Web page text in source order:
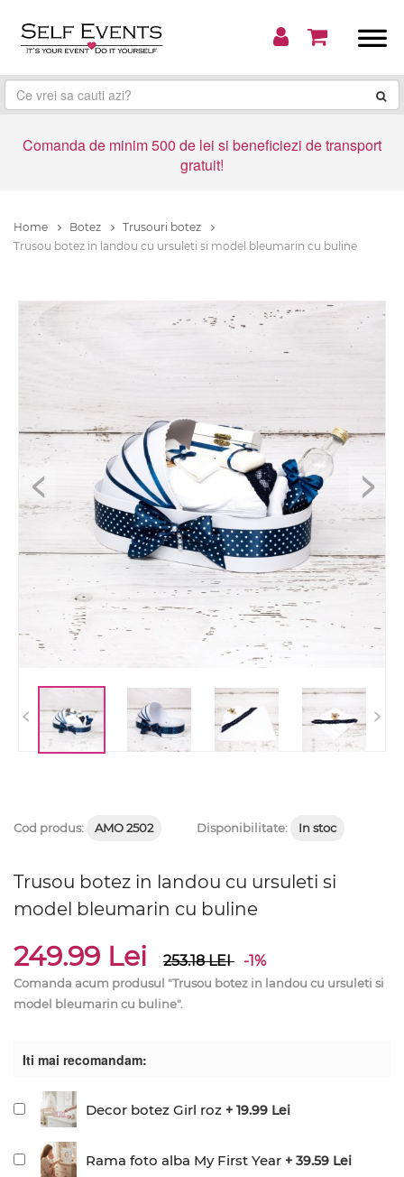
Comanda de minim 500 de lei si beneficiezi de transport
gratuit!
Home Botez
Trusouri botez
Trusou botez in landou cu ursuleti si model bleumarin cu buline
< >
< >
Cod produs: AMO 2502 Disponibilitate: In stoc
Trusou botez in landou cu ursuleti si
model bleumarin cu buline
249.99 Lei 253.18LEI -1%
Comanda acum produsul "Trusou botez in landou cu ursuleti si
model bleumarin cu buline".
Iti mai recomandam:
Decor botez Girl roz + 19.99 Lei
Rama foto alba My First Year + 39.59 Lei